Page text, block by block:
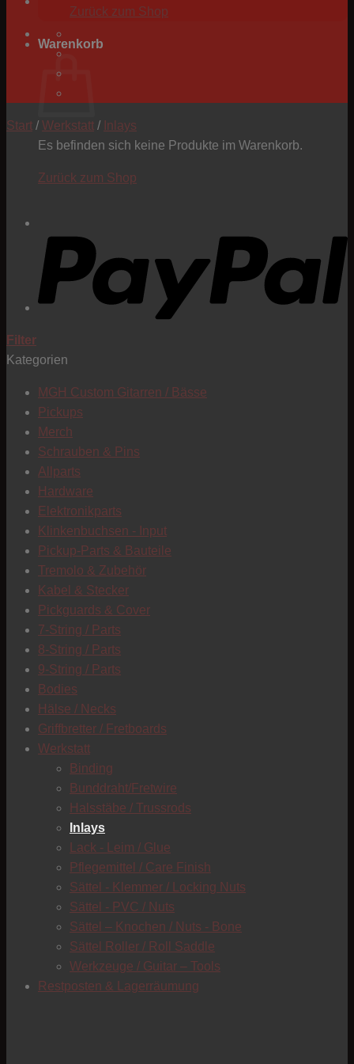
Zurück zum Shop
Warenkorb
Es befinden sich keine Produkte im Warenkorb.
Zurück zum Shop
Start / Werkstatt / Inlays
Filter
Kategorien
MGH Custom Gitarren / Bässe
Pickups
Merch
Schrauben & Pins
Allparts
Hardware
Elektronikparts
Klinkenbuchsen - Input
Pickup-Parts & Bauteile
Tremolo & Zubehör
Kabel & Stecker
Pickguards & Cover
7-String / Parts
8-String / Parts
9-String / Parts
Bodies
Hälse / Necks
Griffbretter / Fretboards
Werkstatt
Binding
Bunddraht/Fretwire
Halsstäbe / Trussrods
Inlays
Lack - Leim / Glue
Pflegemittel / Care Finish
Sättel - Klemmer / Locking Nuts
Sättel - PVC / Nuts
Sättel – Knochen / Nuts - Bone
Sättel Roller / Roll Saddle
Werkzeuge / Guitar – Tools
Restposten & Lagerräumung